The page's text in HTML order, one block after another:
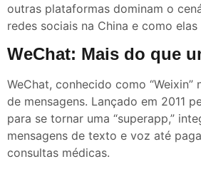
outras plataformas dominam o
redes sociais na China e como
WeChat: Mais do que
WeChat, conhecido como
de mensagens. Lançado em 2011
para se tornar uma “superapp,”
mensagens de texto e voz até
consultas médicas.